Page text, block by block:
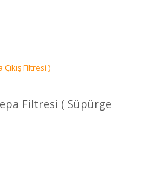
Filtresi )
Filtresi ( Süpürge